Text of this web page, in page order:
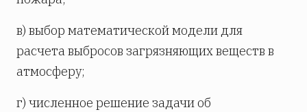
в) выбор математической модели для
расчета выбросов загрязняющих веществ в
атмосферу;
г) численное решение задачи об